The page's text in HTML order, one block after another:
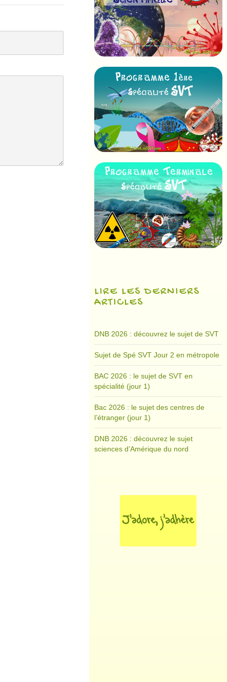
LIRE LES DERNIERS
ARTICLES
DNB 2026 : découvrez le sujet de SVT
Sujet de Spé SVT Jour 2 en métropole
BAC 2026 : le sujet de SVT en
spécialité (jour 1)
Bac 2026 : le sujet des centres de
l’étranger (jour 1)
DNB 2026 : découvrez le sujet
sciences d’Amérique du nord